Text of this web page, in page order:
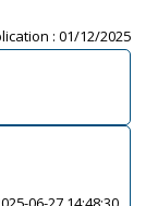
:01/12/2025